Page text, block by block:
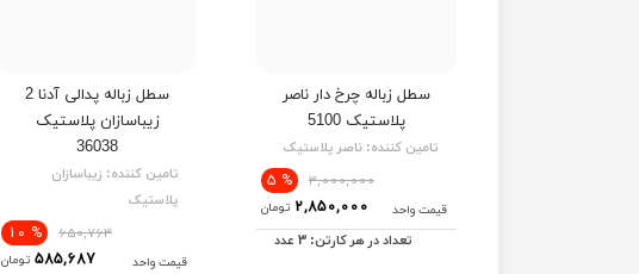
سطل زباله چرخ دار ناصر
پلاستیک 5100
تامین کننده: ناصر پلاستیک
قیمت واحد
3,000,000
% 5
2,850,000 تومان
تعداد در هر کارتن: 3 عدد
سطل زباله پدالی آدنا 2
زیباسازان پلاستیک
36038
تامین کننده: زیباسازان
پلاستیک
قیمت واحد
650,763
% 10
585,687 تومان